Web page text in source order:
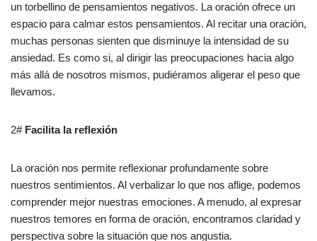
un torbellino de pensamientos negativos. La oración ofrece un
espacio para calmar estos pensamientos. Al recitar una oración,
muchas personas sienten que disminuye la intensidad de su
ansiedad. Es como si, al dirigir las preocupaciones hacia algo
más allá de nosotros mismos, pudiéramos aligerar el peso que
llevamos.
2# Facilita la reflexión
La oración nos permite reflexionar profundamente sobre
nuestros sentimientos. Al verbalizar lo que nos aflige, podemos
comprender mejor nuestras emociones. A menudo, al expresar
nuestros temores en forma de oración, encontramos claridad y
perspectiva sobre la situación que nos angustia.